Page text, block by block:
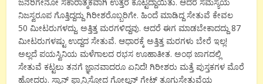
ಜನರಿಗೇನೋ ಸಕಾರಾತ್ಮಕವಾಗಿ ಉತ್ತರ ಕೊಟ್ಟದ್ದಾಯಿತು. ಆದರೆ ಸಮಸ್ಯೆಯ
ನಿಜಸ್ವರೂಪ ಗೊತ್ತಿದ್ದದ್ದು ಗಿರೀಶರೊಬ್ಬರಿಗೇ. ಹಿಂದೆ ಮಾಡಿದ್ದ ಸೇತುವೆ ಕೇವಲ
50 ಮೀಟರುಗಳದ್ದು. ಅತ್ತಿತ್ತ ಮರಗಳಿದ್ದವು. ಆದರೆ ಈಗ ಮಾಡಬೇಕಾದದ್ದು 87
ಮೀಟರುಗಳಷ್ಟು ಉದ್ದದ ಸೇತುವೆ. ಆಧಾರಕ್ಕೆ ಅತ್ತಿತ್ತ ಮರಗಳು ಬೇರೆ ಇಲ್ಲ!
ಅಲ್ಲದೆ ಪಯಸ್ವಿನಿಯ ಮಳೆಗಾಲದ ರಭಸ ಊಹಾತೀತ. ಅಂಥ ಜಾಗದಲ್ಲಿ
ಸೇತುವೆ ಕಟ್ಟಲು ತನಗೆ ಜ್ಞಾನವಾದರೂ ಏನಿದೆ! ಗಿರೀಶರು ಮತ್ತೆ ಪುಸ್ತಕಗಳ ಮೊರೆ
ಹೋದರು. ಸ್ಯಾನ್ ಫ್ರಾನ್ಸಿಸ್ಕೋದ ಗೋಲ್ಡನ್ ಗೇಟ್ ತೂಗುಸೇತುವೆಯ